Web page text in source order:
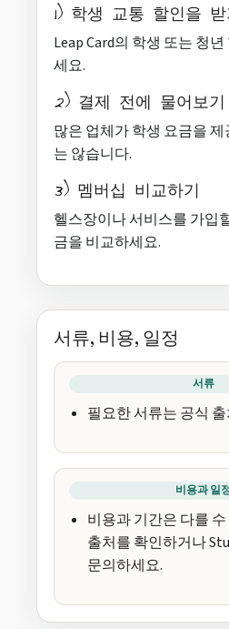
1) 학생 교통 할인을 받
Leap Card의 학생 또는 청
세요.
2) 결제 전에 물어보기
많은 업체가 학생 요금을
는 않습니다.
3) 멤버십 비교하기
헬스장이나 서비스를 가입
금을 비교하세요.
서류, 비용, 일정
서류
필요한 서류는 공식
비용과 일
비용과 기간은 다를
출처를 확인하거나
문의하세요.